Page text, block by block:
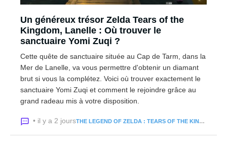
Un généreux trésor Zelda Tears of the
Kingdom, Lanelle : Où trouver le
sanctuaire Yomi Zuqi ?
Cette quête de sanctuaire située au Cap de Tarm, dans la
Mer de Lanelle, va vous permettre d'obtenir un diamant
brut si vous la complétez. Voici où trouver exactement le
sanctuaire Yomi Zuqi et comment le rejoindre grâce au
grand radeau mis à votre disposition.
• il y a 2 jours THE LEGEND OF ZELDA : TEARS OF THE KINGDOM